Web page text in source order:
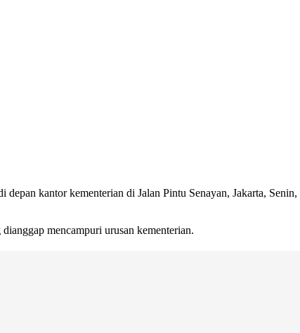
depan kantor kementerian di Jalan Pintu Senayan, Jakarta, Senin,
mencampuri urusan kementerian.